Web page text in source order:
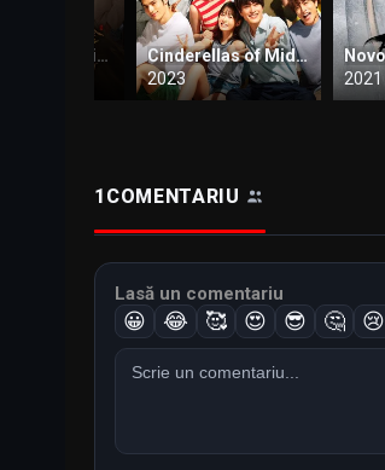
The Princess / Prinţesa (2024)
Cinderellas of Midsummer / Cenusăreasa verii
2023
2021
1 COMENTARIU
Lasă un comentariu
😀 😂 🥰 😍 😎 🤔 😢